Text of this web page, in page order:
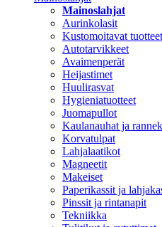
Mainoslahjat
Aurinkolasit
Kustomoitavat tuotteet
Autotarvikkeet
Avaimenperät
Heijastimet
Huulirasvat
Hygieniatuotteet
Juomapullot
Kaulanauhat ja
Korvatulpat
Lahjalaatikot
Magneetit
Makeiset
Paperikassit ja
Pinssit ja rintanapit
Tekniikka